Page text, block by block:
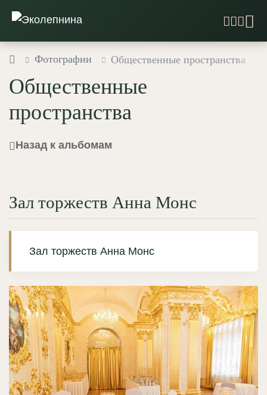
Фотографии Общественные пространства
Общественные
пространства
Назад к альбомам
Зал торжеств Анна Монс
Зал торжеств Анна Монс